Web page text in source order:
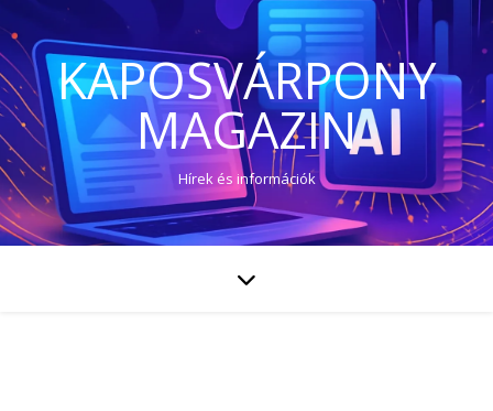
KAPOSVÁRPONY
MAGAZIN
Hírek és információk